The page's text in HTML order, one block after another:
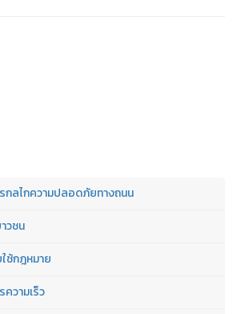
กลไกความปลอดภัยทางถนน
วชน
ช้กฎหมาย
ความเร็ว